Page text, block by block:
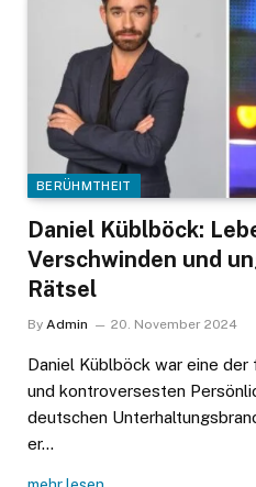
BERÜHMTHEIT
Daniel Küblböck:
Verschwinden und
Rätsel
By Admin 20. November 2024
Daniel Küblböck war eine
und kontroversesten
deutschen
er…